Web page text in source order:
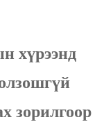
хүрээнд
зорилгоор